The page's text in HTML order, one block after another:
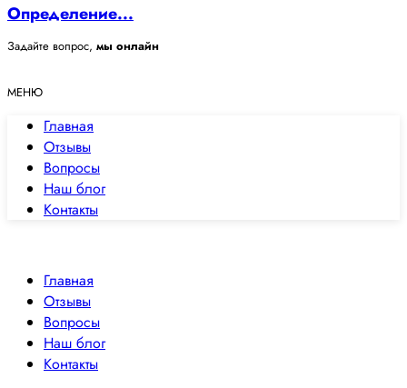
Определение...
Задайте вопрос, мы онлайн
МЕНЮ
Главная
Отзывы
Вопросы
Наш блог
Контакты
Главная
Отзывы
Вопросы
Наш блог
Контакты